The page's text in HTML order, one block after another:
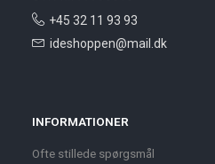
+45 32 11 93 93
ideshoppen@mail.dk
INFORMATIONER
Ofte stillede spørgsmål